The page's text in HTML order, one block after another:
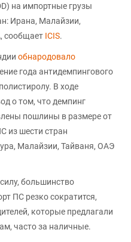
на импортные грузы
Ирана, Малайзии,
сообщает ICIS.
обнародовало
года антидемпингового
В ходе
о том, что демпинг
пошлины в размере от
из шести стран
Малайзии, Тайваня, ОАЭ
большинство
ПС резко сократится,
которые предлагали
часто за наличные.